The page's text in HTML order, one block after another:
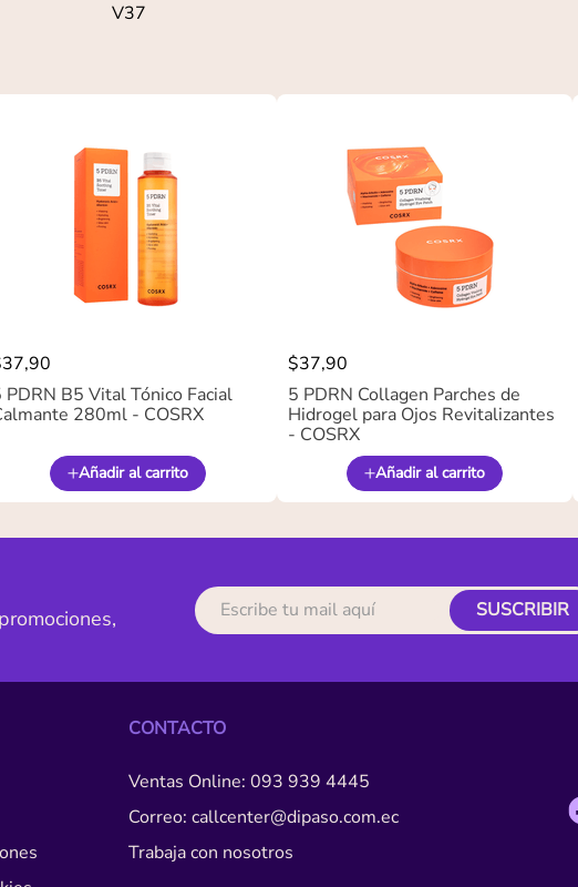
V37
37,90
PDRN B5 Vital Tónico Facial
280ml - COSRX
Añadir al carrito
$37,90
5 PDRN Collagen Parches de
Hidrogel para Ojos Revitalizantes
- COSRX
Añadir al carrito
SUSCRIBIR
CONTACTO
Ventas Online: 093 939 4445
Correo: callcenter@dipaso.com.ec
Trabaja con nosotros